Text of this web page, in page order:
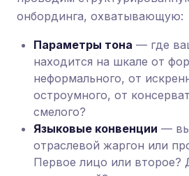
онбординга, охватывающую:
Параметры тона — где
находится на шкале от
неформального, от
остроумного, от
смелого?
Языковые конвенции — вы
отраслевой жаргон или
Первое лицо или второе?